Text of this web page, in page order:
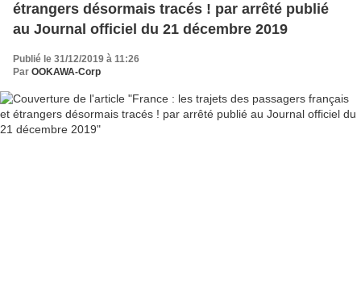
étrangers désormais tracés ! par arrêté publié
au Journal officiel du 21 décembre 2019
Publié le 31/12/2019 à 11:26
Par OOKAWA-Corp